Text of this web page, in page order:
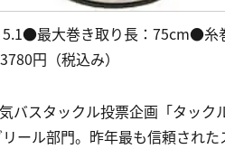
最大巻き取り長：75cm●
円（税込み）
バスタックル投票企画「タック
ール部門。昨年最も信頼され